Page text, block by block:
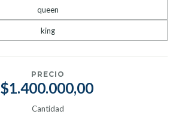
queen
king
PRECIO
$1.400.000,00
Cantidad